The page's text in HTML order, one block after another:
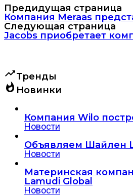
Предидущая страница
Компания Meraas
Следующая страница
Jacobs приобретает
trending_upТренды
whatshot Новинки
Компания Wilo
Новости
Объявляем Шайлен
Новости
Материнская
Lamudi Global
Новости